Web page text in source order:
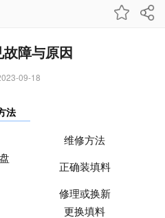
障与原因
09-18
法
维修方法
正确装填料
修理或换新
更换填料